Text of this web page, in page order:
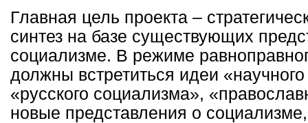
Главная цель проекта –
синтез на базе существующих
социализме. В режиме
должны встретиться идеи
«русского социализма»,
новые представления о